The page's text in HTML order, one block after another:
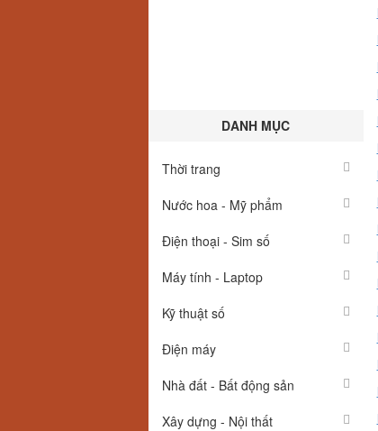
DANH MỤC
Thời trang
Nước hoa - Mỹ phẩm
Điện thoại - Sim số
Máy tính - Laptop
Kỹ thuật số
Điện máy
Nhà đất - Bất động sản
Xây dựng - Nội thất